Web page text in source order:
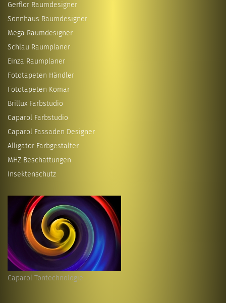
Gerflor Raumdesigner
Sonnhaus Raumdesigner
Mega Raumdesigner
Schlau Raumplaner
Einza Raumplaner
Fototapeten Händler
Fototapeten Komar
Brillux Farbstudio
Caparol Farbstudio
Caparol Fassaden Designer
Alligator Farbgestalter
MHZ Beschattungen
Insektenschutz
Caparol Töntechnologie